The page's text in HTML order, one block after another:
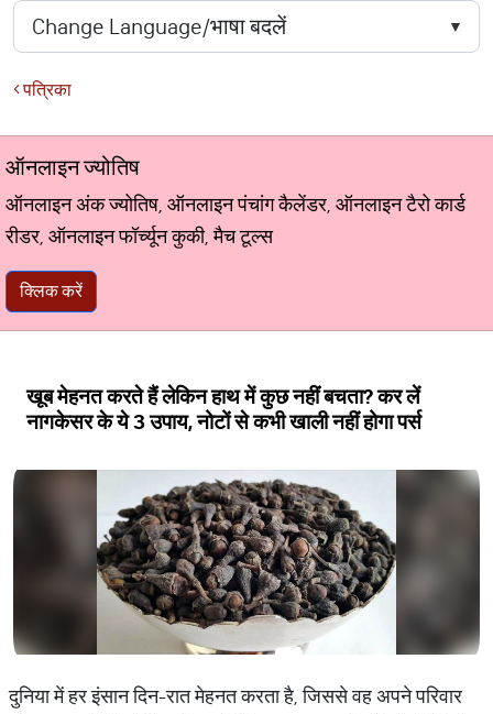
पत्रिका
ऑनलाइन ज्योतिष
ऑनलाइन अंक ज्योतिष, ऑनलाइन पंचांग कैलेंडर, ऑनलाइन टैरो कार्ड
रीडर, ऑनलाइन फॉर्च्यून कुकी, मैच टूल्स
क्लिक करें
खूब मेहनत करते हैं लेकिन हाथ में कुछ नहीं बचता? कर लें
नागकेसर के ये 3 उपाय, नोटों से कभी खाली नहीं होगा पर्स
दुनिया में हर इंसान दिन-रात मेहनत करता है, जिससे वह अपने परिवार